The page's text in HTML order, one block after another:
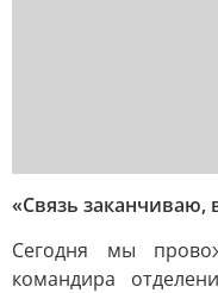
«Связь заканчиваю,
Сегодня мы
командира